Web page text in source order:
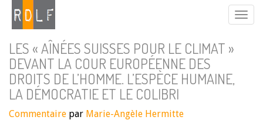
LES « AÎNÉES SUISSES POUR LE CLIMAT »
DEVANT LA COUR EUROPÉENNE DES
DROITS DE L’HOMME. L’ESPÈCE HUMAINE,
LA DÉMOCRATIE ET LE COLIBRI
Commentaire par Marie-Angèle Hermitte